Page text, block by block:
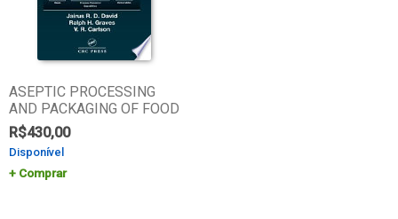
ASEPTIC PROCESSING
AND PACKAGING OF FOOD
R$430,00
Disponível
Comprar